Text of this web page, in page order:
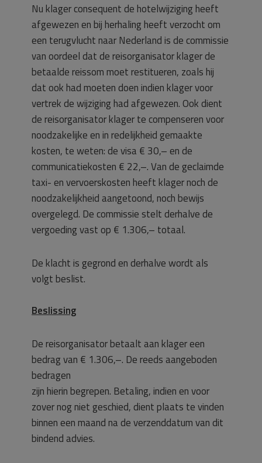
Nu klager consequent de hotelwijziging heeft
afgewezen en bij herhaling heeft verzocht om
een terugvlucht naar Nederland is de commissie
van oordeel dat de reisorganisator klager de
betaalde reissom moet restitueren, zoals hij
dat ook had moeten doen indien klager voor
vertrek de wijziging had afgewezen. Ook dient
de reisorganisator klager te compenseren voor
noodzakelijke en in redelijkheid gemaakte
kosten, te weten: de visa € 30,– en de
communicatiekosten € 22,–. Van de geclaimde
taxi- en vervoerskosten heeft klager noch de
noodzakelijkheid aangetoond, noch bewijs
overgelegd. De commissie stelt derhalve de
vergoeding vast op € 1.306,– totaal.
De klacht is gegrond en derhalve wordt als
volgt beslist.
Beslissing
De reisorganisator betaalt aan klager een
bedrag van € 1.306,–. De reeds aangeboden
bedragen
zijn hierin begrepen. Betaling, indien en voor
zover nog niet geschied, dient plaats te vinden
binnen een maand na de verzenddatum van dit
bindend advies.